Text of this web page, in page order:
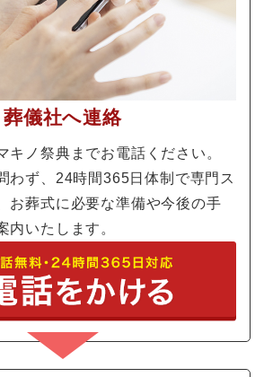
葬儀社へ連絡
キノ祭典までお電話ください。
わず、24時間365日体制で専門ス
お葬式に必要な準備や今後の手
内いたします。